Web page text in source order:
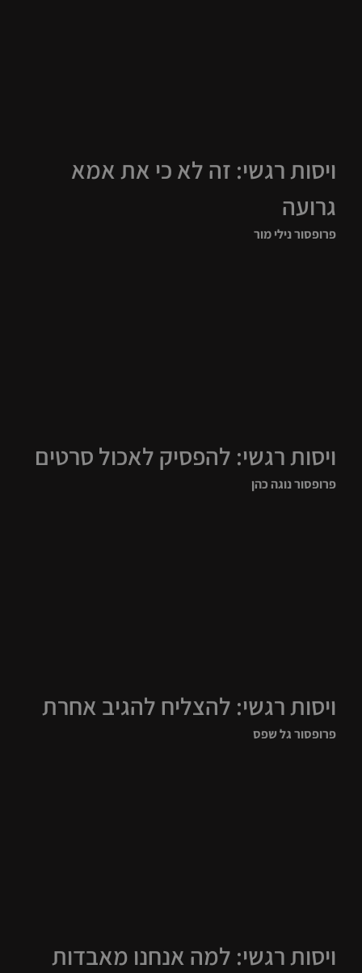
ויסות רגשי: זה לא כי את אמא
גרועה
פרופסור נילי מור
ויסות רגשי: להפסיק לאכול סרטים
פרופסור נוגה כהן
ויסות רגשי: להצליח להגיב אחרת
פרופסור גל שפס
ויסות רגשי: למה אנחנו מאבדות